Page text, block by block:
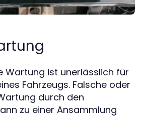
Wartung ist unerlässlich für
Fahrzeugs. Falsche oder
durch den
zu einer Ansammlung